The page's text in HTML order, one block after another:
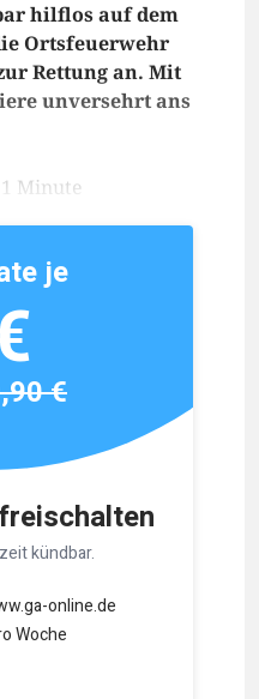
hilflos auf dem
Ortsfeuerwehr
Rettung an. Mit
unversehrt ans
Minute
kündbar.
online.de
Woche
je
€